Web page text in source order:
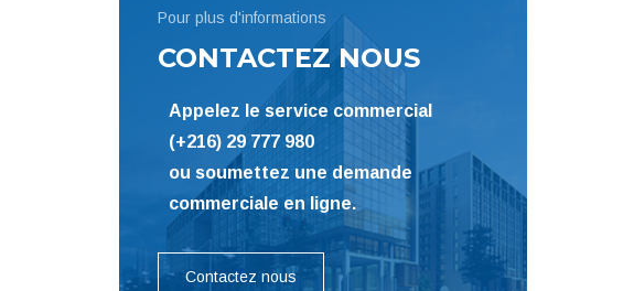
Pour plus d'informations
CONTACTEZ NOUS
Appelez le service commercial
(+216) 29 777 980
ou soumettez une demande
commerciale en ligne.
Contactez nous